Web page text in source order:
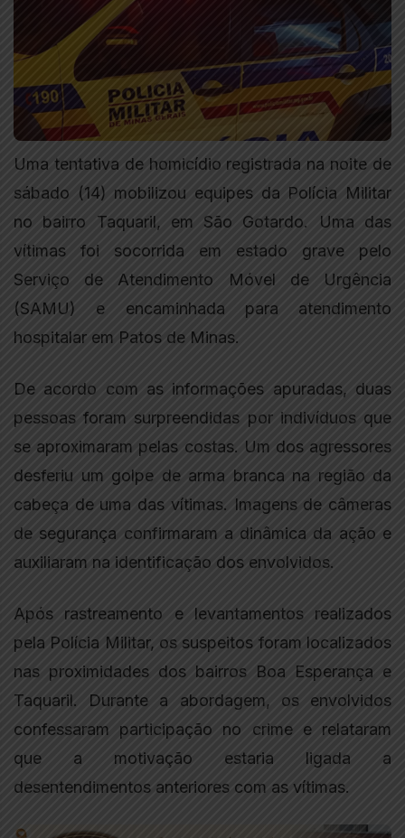
Uma tentativa de homicídio registrada na noite de
sábado (14) mobilizou equipes da Polícia Militar
no bairro Taquaril, em São Gotardo. Uma das
vítimas foi socorrida em estado grave pelo
Serviço de Atendimento Móvel de Urgência
(SAMU) e encaminhada para atendimento
hospitalar em Patos de Minas.
De acordo com as informações apuradas, duas
pessoas foram surpreendidas por indivíduos que
se aproximaram pelas costas. Um dos agressores
desferiu um golpe de arma branca na região da
cabeça de uma das vítimas. Imagens de câmeras
de segurança confirmaram a dinâmica da ação e
auxiliaram na identificação dos envolvidos.
Após rastreamento e levantamentos realizados
pela Polícia Militar, os suspeitos foram localizados
nas proximidades dos bairros Boa Esperança e
Taquaril. Durante a abordagem, os envolvidos
confessaram participação no crime e relataram
que a motivação estaria ligada a
desentendimentos anteriores com as vítimas.